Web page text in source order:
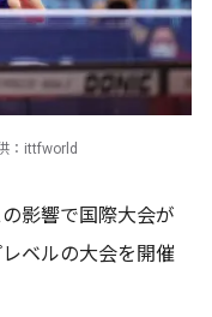
：ittfworld
影響で国際大会が
ベルの大会を開催